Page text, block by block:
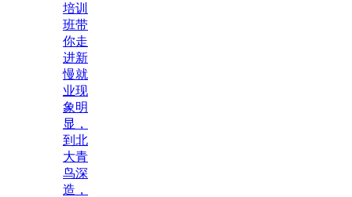
培训
班带
你走
进新
慢就
业现
象明
显，
到北
大青
鸟深
造，